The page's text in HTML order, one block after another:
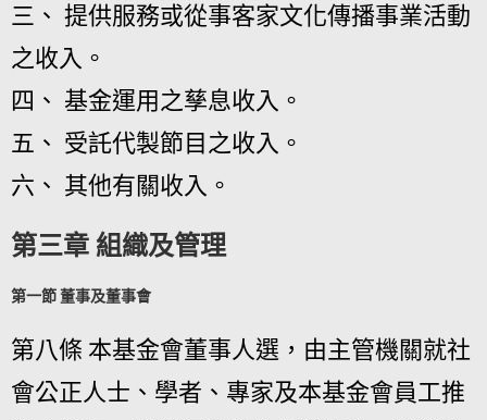
三、 提供服務或從事客家文化傳播事業活動
之收入。
四、 基金運用之孳息收入。
五、 受託代製節目之收入。
六、 其他有關收入。
第三章 組織及管理
第一節 董事及董事會
第八條 本基金會董事人選，由主管機關就社
會公正人士、學者、專家及本基金會員工推